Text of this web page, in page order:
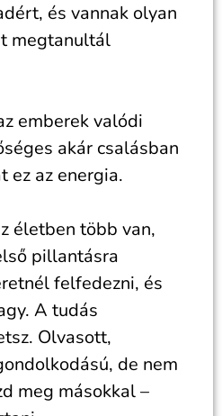
és vannak olyan
megtanultál
emberek valódi
akár csalásban
ez az energia.
életben több van,
pillantásra
felfedezni, és
A tudás
Olvasott,
de nem
meg másokkal –